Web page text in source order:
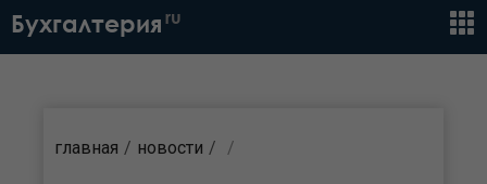
Бухгалтерия ru
главная новости